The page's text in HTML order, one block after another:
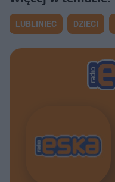
LUBLINIEC DZIECI